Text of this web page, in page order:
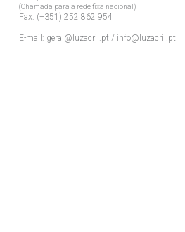
(Chamada para a rede fixa nacional)
Fax: (+351) 252 862 954
E-mail: geral@luzacril.pt/ info@luzacril.pt